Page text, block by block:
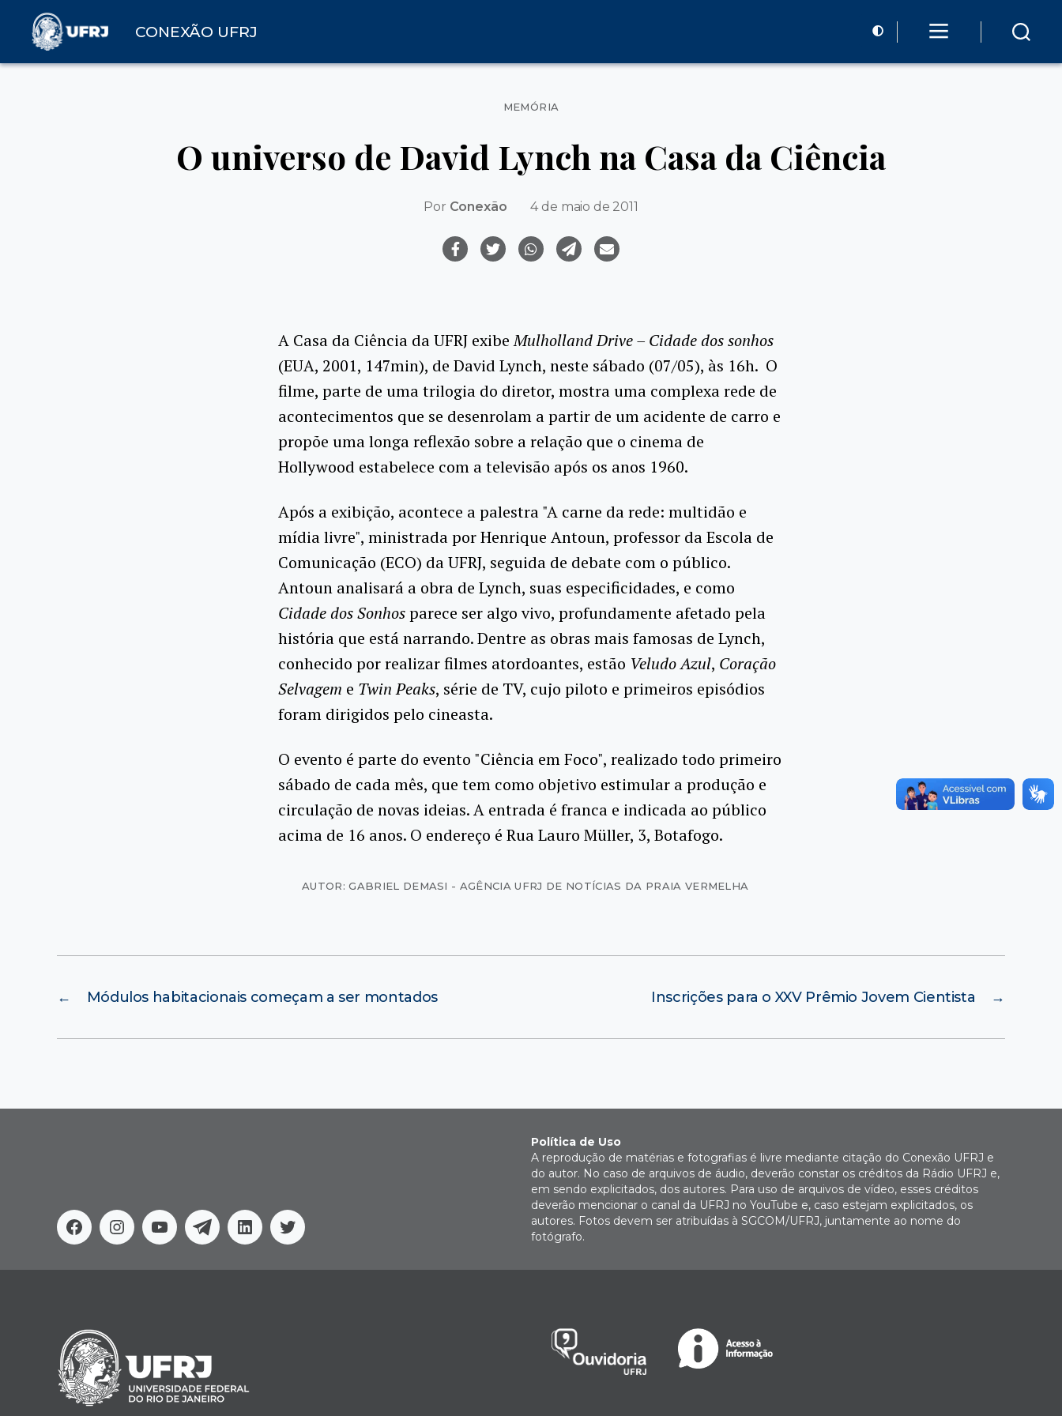
CONEXÃO UFRJ
Categorias
MEMÓRIA
O universo de David Lynch na Casa da Ciência
Por Conexão 4 de maio de 2011
A Casa da Ciência da UFRJ exibeMulholland Drive – Cidade dos sonhos
(EUA, 2001, 147min), de David Lynch, neste sábado (07/05), às 16h. O
filme, parte de uma trilogia do diretor, mostra uma complexa rede de
acontecimentos que se desenrolam a partir de um acidente de carro e
propõe uma longa reflexão sobre a relação que o cinema de
Hollywood estabelece com a televisão após os anos 1960.
Após a exibição, acontece a palestra "A carne da rede: multidão e
mídia livre", ministrada por Henrique Antoun, professor da Escola de
Comunicação (ECO) da UFRJ, seguida de debate com o público.
Antoun analisará a obra de Lynch, suas especificidades, e como
Cidade dos Sonhosparece ser algo vivo, profundamente afetado pela
história que está narrando. Dentre as obras mais famosas de Lynch,
conhecido por realizar filmes atordoantes, estão Veludo Azul, Coração
Selvagem e Twin Peaks, série de TV, cujo piloto e primeiros episódios
foram dirigidos pelo cineasta.
O evento é parte do evento "Ciência em Foco", realizado todo primeiro
sábado de cada mês, que tem como objetivo estimular a produção e
circulação de novas ideias. A entrada é franca e indicada ao público
acima de 16 anos. O endereço é Rua Lauro Müller, 3, Botafogo.
AUTOR: GABRIEL DEMASI - AGÊNCIA UFRJ DE NOTÍCIAS DA PRAIA VERMELHA
← Módulos habitacionais começam a ser montados →
Inscrições para o XXV Prêmio Jovem Cientista
FacebookInstagram
YoutubeTelegramLinkedinTwitter
Política de Uso
A reprodução de matérias e fotografias é livre mediante citação do Conexão UFRJ e
do autor. No caso de arquivos de áudio, deverão constar os créditos da Rádio UFRJ e,
em sendo explicitados, dos autores. Para uso de arquivos de vídeo, esses créditos
deverão mencionar o canal da UFRJ no YouTube e, caso estejam explicitados, os
autores. Fotos devem ser atribuídas à SGCOM/UFRJ, juntamente ao nome do
fotógrafo.